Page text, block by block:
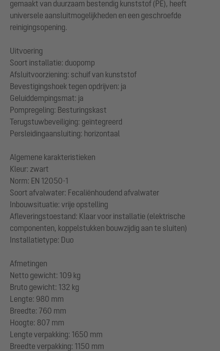
gemaakt van duurzaam bestendig kunststof (PE), heeft
universele aansluitmogelijkheden en een geschroefde
reinigingsopening.
Uitvoering
Soort installatie: duopomp
Afsluitvoorziening: schuif van kunststof
Bevestigingshoek tegen opdrijven: ja
Geluiddempingsmat: ja
Pompregeling: Besturingskast
Terugstuwbeveiliging: geïntegreerd
Persleidingaansluiting: horizontaal
Algemene karakteristieken
Kleur: zwart
Norm: EN 12050-1
Soort afvalwater: Fecaliënhoudend afvalwater
Inbouwsituatie: vrije opstelling
Afleveringstoestand: Klaar voor installatie (elektrische
componenten, koppelstukken bouwzijdig aan te sluiten)
Installatietype: Duo
Afmetingen
Netto gewicht: 109 kg
Bruto gewicht: 132 kg
Lengte: 980 mm
Breedte: 760 mm
Hoogte: 807 mm
Lengte verpakking: 1650 mm
Breedte verpakking: 1150 mm